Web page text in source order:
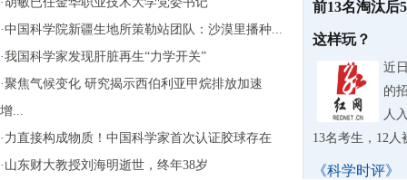
·中国科学院新疆生地所策勒站团队：沙漠里播种...
·我国科学家发现肝脏再生“力学开关”
·聚焦气候变化 研究揭示西伯利亚甲烷排放加速
增...
· 力直接构成物质！中国科学家首次认证胶球存在
· 山东财大教授刘海明逝世，终年38岁
前13名淘汰后
这样玩？
近
的
人
13名考生，12人
《科学时评》